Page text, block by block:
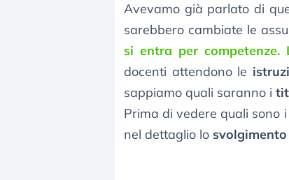
Avevamo già parlato di
sarebbero cambiate le
si entra per competenze.
docenti attendono le
sappiamo quali saranno i
Prima di vedere quali sono
nel dettaglio lo svolgimento